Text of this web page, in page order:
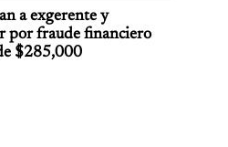
a exgerente y
por fraude financiero
$285,000